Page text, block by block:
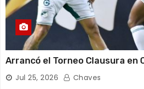
Arrancó el Torneo Clausura en
Jul 25, 2026 Chaves